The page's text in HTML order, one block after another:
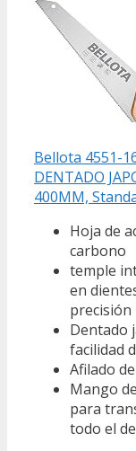
Bellota 4551-
DENTADO
400MM,
Hoja de
carbono
temple
en
precisión
Dentado
facilidad
Afilado
Mango
para
todo el